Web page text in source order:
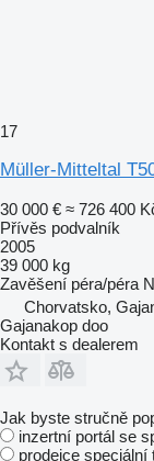
17
Müller-Mitteltal
30 000 € ≈ 726 400
Přívěs podvalník
2005
39 000 kg
Zavěšení péra/péra
Chorvatsko,
Gajanakop doo
Kontakt s dealerem
Jak byste stručně
inzertní portál se
prodejce speciální